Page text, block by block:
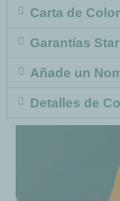
Carta de
Garantías
Añade un
Detalles de